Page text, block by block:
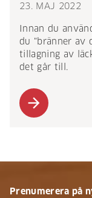
23. MAJ 2022
Innan du
du "bränner av
tillagning av
det går till.
arrow_forward
Prenumerera på